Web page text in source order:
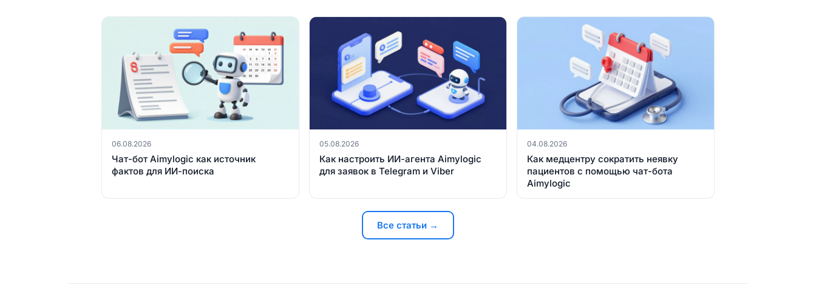
06.08.2026
Чат-бот Aimylogic как источник
фактов для ИИ-поиска
05.08.2026
Как настроить ИИ-агента Aimylogic
для заявок в Telegram и Viber
04.08.2026
Как медцентру сократить неявку
пациентов с помощью чат-бота
Aimylogic
Все статьи →